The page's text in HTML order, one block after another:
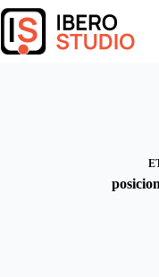
Saltar
al
contenido